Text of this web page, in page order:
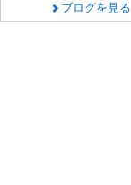
ブログを見る